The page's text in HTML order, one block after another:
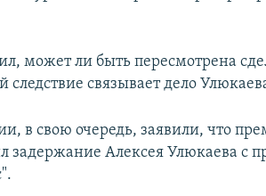
может ли быть пересмотрена
следствие связывает дело
в свою очередь, заявили, что
задержание Алексея Улюкаева с